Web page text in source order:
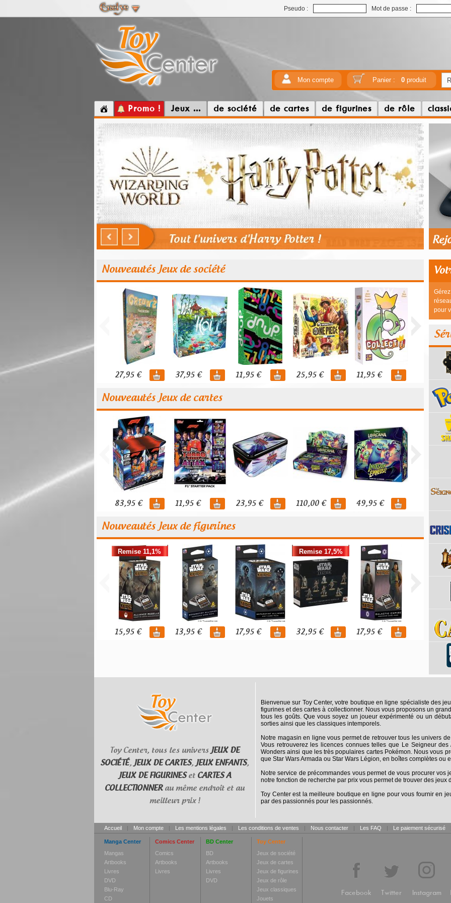
Pseudo : Mot de passe :
Mon compte Panier : 0produit
Promo ! Jeux ... de société de cartes de figurines de rôle
Nouveautés Jeux de société
27,95 € 37,95 € 11,95 € 25,95 € 11,95 €
Nouveautés Jeux de cartes
83,95 € 11,95 € 23,95 € 110,00 € 49,95 €
Nouveautés Jeux de figurines
Remise 11,1%
15,95 € 13,95 € 17,95 €
Remise 17,5%
32,95 € 17,95 € 39,95 €
pour
Toy Center, tous les univers JEUX DE
SOCIÉTÉ, JEUX DE CARTES, JEUX ENFANTS,
JEUX DE FIGURINESet CARTES A
COLLECTIONNERau même endroit et au
meilleur prix !
Bienvenue sur Toy Center, votre boutique en ligne spécialiste des
figurines et des cartes à collectionner. Nous vous proposons un
tous les goûts. Que vous soyez un joueur expérimenté ou un
sorties ainsi que les classiques intemporels.
Notre magasin en ligne vous permet de retrouver tous les univers
Vous retrouverez les licences connues telles que Le Seigneur
Wonders ainsi que les très populaires cartes Pokémon. Nous vous
que Star Wars Armada ou Star Wars Légion, en boîtes complètes ou
Notre service de précommandes vous permet de vous procurer vos
notre fonction de recherche par prix vous permet de trouver des jeux
Toy Center est la meilleure boutique en ligne pour vous fournir en
par des passionnés pour les passionnés.
Accueil | Mon compte | Les mentions légales | Les conditions de ventes | Nous contacter | Les FAQ | Le paiement sécurisé
Manga Center
Mangas
Artbooks
Livres
DVD
Blu-Ray
CD
Comics Center
Comics
Artbooks
Livres
BD Center
BD
Artbooks
Livres
DVD
Toy Center
Jeux de société
Jeux de cartes
Jeux de figurines
Jeux de rôle
Jeux classiques
Jouets
Facebook Twitter Instagram